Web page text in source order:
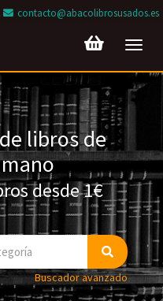
contacto@abacolibrosusados.es
libros de
desde 1€
Buscador avanzado